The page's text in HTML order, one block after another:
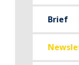
Brief